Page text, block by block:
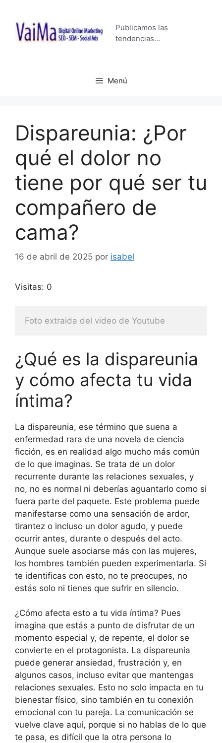
contenido
Publicamos las
tendencias…
Menú
Dispareunia: ¿Por
qué el dolor no
tiene por qué ser tu
compañero de
cama?
16 de abril de 2025 por isabel
Visitas: 0
Foto extraida del video de Youtube
¿Qué es la dispareunia
y cómo afecta tu vida
íntima?
La dispareunia, ese término que suena a
enfermedad rara de una novela de ciencia
ficción, es en realidad algo mucho más común
de lo que imaginas. Se trata de un dolor
recurrente durante las relaciones sexuales, y
no, no es normal ni deberías aguantarlo como si
fuera parte del paquete. Este problema puede
manifestarse como una sensación de ardor,
tirantez o incluso un dolor agudo, y puede
ocurrir antes, durante o después del acto.
Aunque suele asociarse más con las mujeres,
los hombres también pueden experimentarla. Si
te identificas con esto, no te preocupes, no
estás solo ni tienes que sufrir en silencio.
¿Cómo afecta esto a tu vida íntima? Pues
imagina que estás a punto de disfrutar de un
momento especial y, de repente, el dolor se
convierte en el protagonista. La dispareunia
puede generar ansiedad, frustración y, en
algunos casos, incluso evitar que mantengas
relaciones sexuales. Esto no solo impacta en tu
bienestar físico, sino también en tu conexión
emocional con tu pareja. La comunicación se
vuelve clave aquí, porque si no hablas de lo que
te pasa, es difícil que la otra persona lo